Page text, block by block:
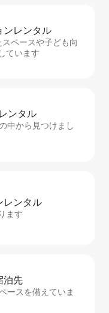
ンレ⁠ン⁠タ⁠ル
ペースや子ども向
ています
ン⁠タ⁠ル
中から見つけまし
レ⁠ン⁠タ⁠ル
ます
泊⁠先
ースを備えていま